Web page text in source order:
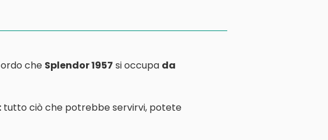
che Splendor 1957 si occupa da
tutto ciò che potrebbe servirvi, potete